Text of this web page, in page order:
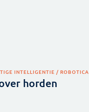
INTELLIGENTIE / ROBOTICA
horden